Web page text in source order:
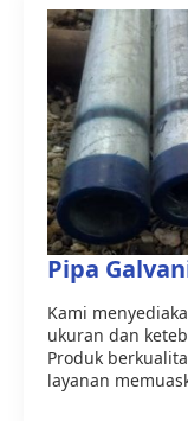
Pipa
Kami
ukuran dan
Produk
layanan